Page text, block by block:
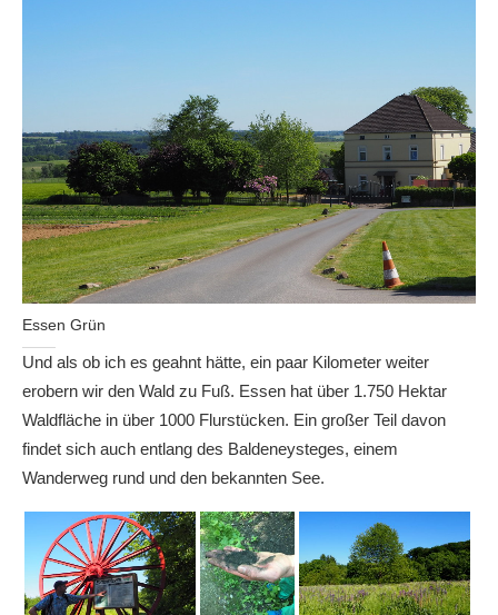
Essen Grün
Und als ob ich es geahnt hätte, ein paar Kilometer weiter
erobern wir den Wald zu Fuß. Essen hat über 1.750 Hektar
Waldfläche in über 1000 Flurstücken. Ein großer Teil davon
findet sich auch entlang des Baldeneysteges, einem
Wanderweg rund und den bekannten See.